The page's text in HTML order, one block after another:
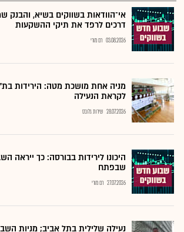
אי־הוודאות בשווקים בשיא, והבנק
דרכים לרפד את תיקי ההשקעות
03.08.2026 רם מורי
מניה אחת מושכת מטה: הירידות
לקראת הנעילה
28.07.2026 שירות גלובס
היכונו לירידות בבורסה: כך ייראה
שבפתח
27.07.2026 רם מורי
נעילה שלילית בתל אביב; מניות